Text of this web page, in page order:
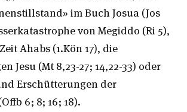
im Buch Josua (Jos
von Megiddo (Ri 5),
Ahabs (1.Kön 17), die
Jesu (Mt 8,23-27; 14,22-33) oder
Erschütterungen der
6; 8; 16; 18).